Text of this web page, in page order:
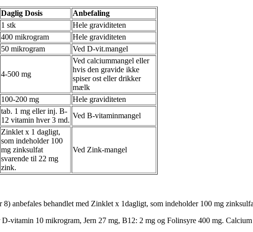
Daglig Dosis
Anbefaling
1 stk
Hele graviditeten
400 mikrogram
Hele graviditeten
50 mikrogram Ved D-vit.mangel
4-500 mg
Ved calciummangel eller
hvis den gravide ikke
spiser ost eller drikker
mælk
100-200 mg
Hele graviditeten
tab. 1 mg eller inj. B-
12 vitamin hver 3 md.
Ved B-vitaminmangel
Zinklet x 1 dagligt,
som indeholder 100
mg zinksulfat
svarende til 22 mg
zink.
Ved Zink-mangel
8) anbefales behandlet med Zinklet x 1dagligt, som indeholder 100 mg
vitamin 10 mikrogram, Jern 27 mg, B12: 2 mg og Folinsyre 400 mg.